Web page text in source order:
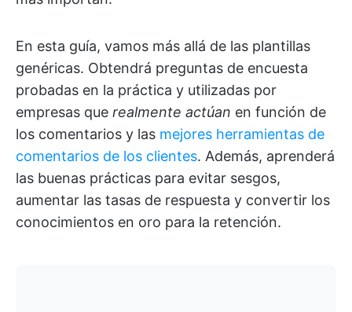
En esta guía, vamos más allá de las plantillas
genéricas. Obtendrá preguntas de encuesta
probadas en la práctica y utilizadas por
empresas que realmente actúan en función de
los comentarios y las mejores herramientas de
comentarios de los clientes. Además, aprenderá
las buenas prácticas para evitar sesgos,
aumentar las tasas de respuesta y convertir los
conocimientos en oro para la retención.